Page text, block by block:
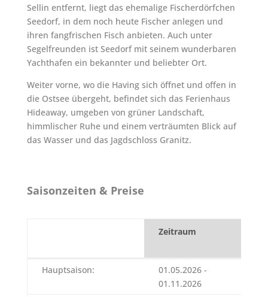
Sellin entfernt, liegt das ehemalige Fischerdörfchen
Seedorf, in dem noch heute Fischer anlegen und
ihren fangfrischen Fisch anbieten. Auch unter
Segelfreunden ist Seedorf mit seinem wunderbaren
Yachthafen ein bekannter und beliebter Ort.
Weiter vorne, wo die Having sich öffnet und offen in
die Ostsee übergeht, befindet sich das Ferienhaus
Hideaway, umgeben von grüner Landschaft,
himmlischer Ruhe und einem verträumten Blick auf
das Wasser und das Jagdschloss Granitz.
Saisonzeiten & Preise
Zeitraum
Zeitraum
Hauptsaison:
01.05.2026 -
01.11.2026